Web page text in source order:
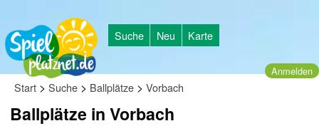
Suche Neu Karte
Anmelden
Start > Suche > Ballplätze > Vorbach
Ballplätze in Vorbach